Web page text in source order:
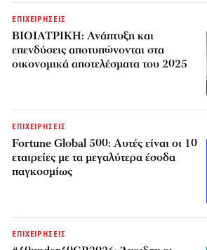
ΕΠΙΧΕΙΡΗΣΕΙΣ
ΒΙΟΙΑΤΡΙΚΗ: Ανάπτυξη και
επενδύσεις αποτυπώνονται στα
οικονομικά αποτελέσματα του 2025
ΕΠΙΧΕΙΡΗΣΕΙΣ
Fortune Global 500: Αυτές είναι οι 10
εταιρείες με τα μεγαλύτερα έσοδα
παγκοσμίως
ΕΠΙΧΕΙΡΗΣΕΙΣ